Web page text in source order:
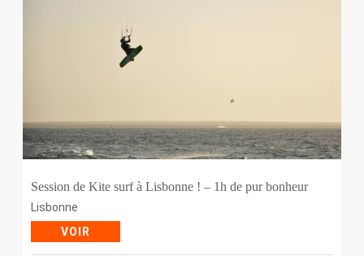
Session de Kite surf à Lisbonne ! – 1h de pur bonheur
Lisbonne
VOIR